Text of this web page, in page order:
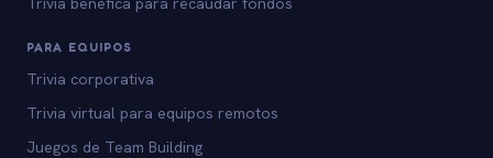
PARA EQUIPOS
Trivia corporativa
Trivia virtual para equipos remotos
Juegos de Team Building